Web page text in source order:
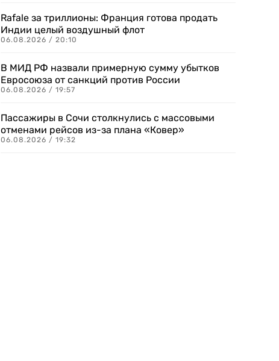
Rafale за триллионы: Франция готова продать
Индии целый воздушный флот
06.08.2026 / 20:10
В МИД РФ назвали примерную сумму убытков
Евросоюза от санкций против России
06.08.2026 / 19:57
Пассажиры в Сочи столкнулись с массовыми
отменами рейсов из-за плана «Ковер»
06.08.2026 / 19:32